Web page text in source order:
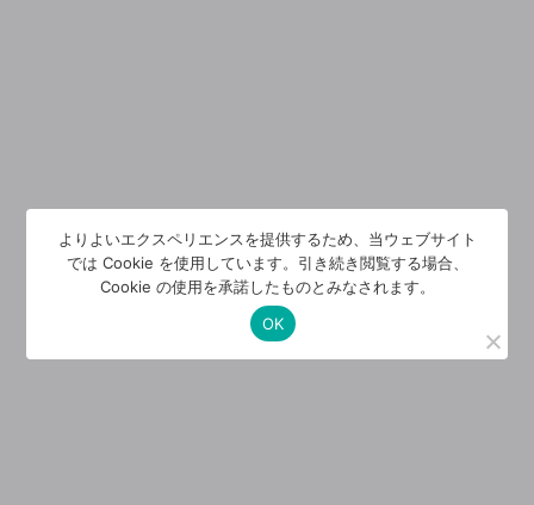
よりよいエクスペリエンスを提供するため、当ウェブサイト
では Cookie を使用しています。引き続き閲覧する場合、
Cookie の使用を承諾したものとみなされます。
OK